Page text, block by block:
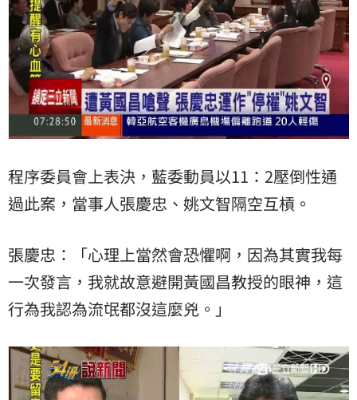
程序委員會上表決，藍委動員以11：2壓倒性通
過此案，當事人張慶忠、姚文智隔空互槓。
張慶忠：「心理上當然會恐懼啊，因為其實我每
一次發言，我就故意避開黃國昌教授的眼神，這
行為我認為流氓都沒這麼兇。」